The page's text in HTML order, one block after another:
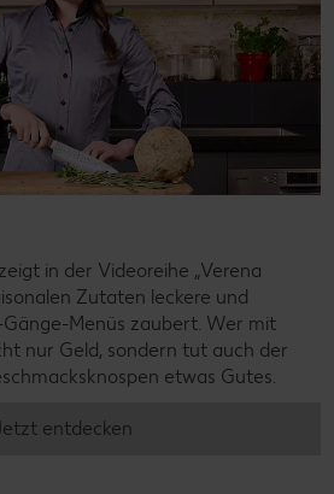
in der Videoreihe „Verena
Zutaten leckere und
Menüs zaubert. Wer mit
nur Geld, sondern tut auch der
etwas Gutes.
Jetzt entdecken